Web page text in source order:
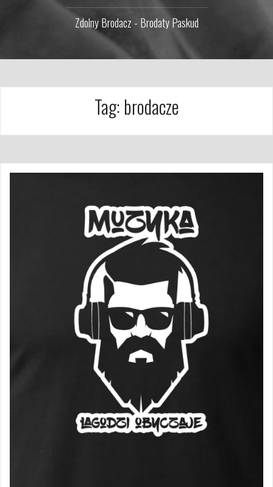
Zdolny Brodacz - Brodaty Paskud
Tag: brodacze